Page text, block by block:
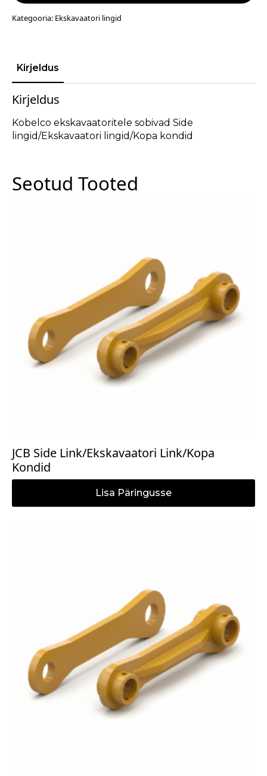
Kategooria: Ekskavaatori lingid
Kirjeldus
Kirjeldus
Kobelco ekskavaatoritele sobivad Side
lingid/Ekskavaatori lingid/Kopa kondid
Seotud Tooted
JCB Side Link/Ekskavaatori Link/Kopa
Kondid
Lisa Päringusse